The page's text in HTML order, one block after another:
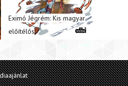
Eximó Jégrém: Kis magyar
előítélős